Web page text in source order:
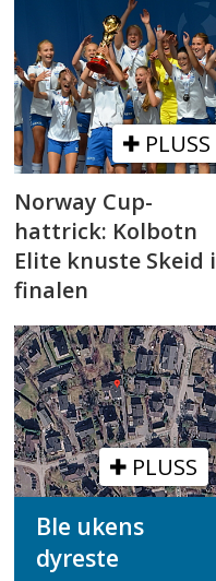
PLUSS
Norway Cup-
hattrick: Kolbotn
Elite knuste Skeid i
finalen
PLUSS
Ble ukens
dyreste